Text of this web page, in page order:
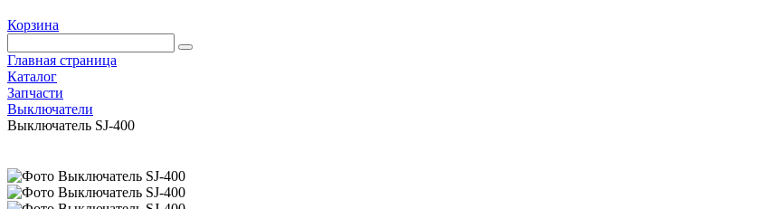
Корзина
Главная страница
Каталог
Запчасти
Выключатели
Выключатель SJ-400